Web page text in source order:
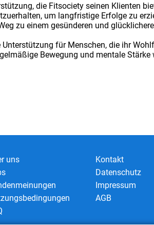
die Fitsociety seinen Klienten
um langfristige Erfolge zu
zu einem gesünderen und
für Menschen, die ihr
Bewegung und mentale Stärke
uns
Kontakt
Datenschutz
Impressum
AGB